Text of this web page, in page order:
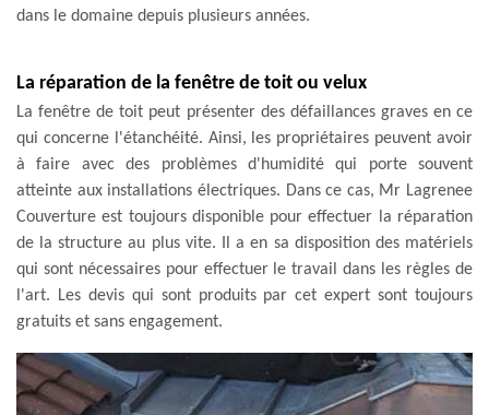
dans le domaine depuis plusieurs années.
La réparation de la fenêtre de toit ou velux
La fenêtre de toit peut présenter des défaillances graves en ce
qui concerne l'étanchéité. Ainsi, les propriétaires peuvent avoir
à faire avec des problèmes d'humidité qui porte souvent
atteinte aux installations électriques. Dans ce cas, Mr Lagrenee
Couverture est toujours disponible pour effectuer la réparation
de la structure au plus vite. Il a en sa disposition des matériels
qui sont nécessaires pour effectuer le travail dans les règles de
l'art. Les devis qui sont produits par cet expert sont toujours
gratuits et sans engagement.